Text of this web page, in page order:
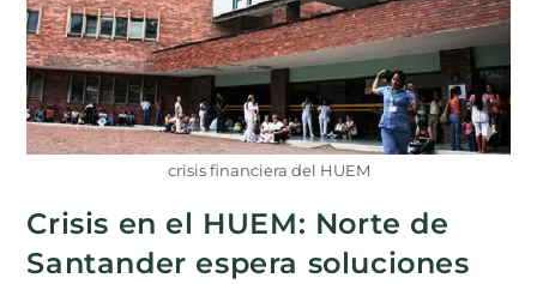
crisis financiera del HUEM
Crisis en el HUEM: Norte de
Santander espera soluciones